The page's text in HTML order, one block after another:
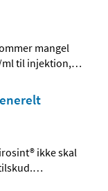
mangel
ml til injektion,…
ikke skal
…